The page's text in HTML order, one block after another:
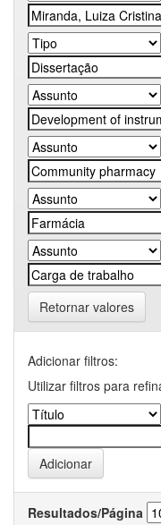
Retornar valores
Adicionar filtros:
Utilizar filtros para
Resultados/Página